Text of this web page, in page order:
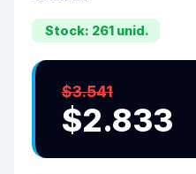
Stock: 261 unid.
$3.541
$2.833